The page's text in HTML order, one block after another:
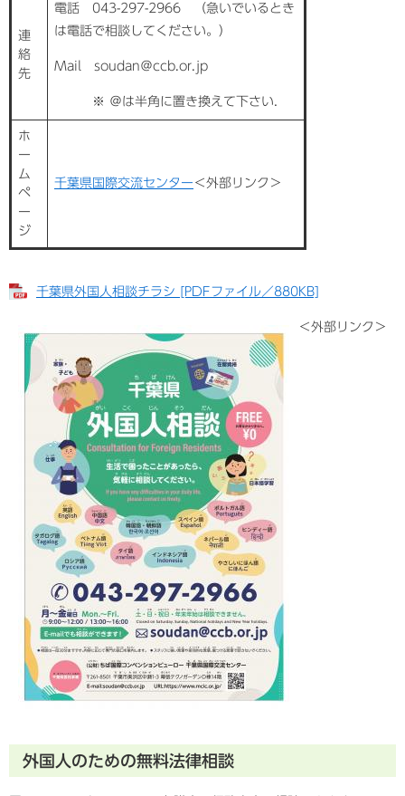
連
絡
先
電話 043-297-2966 （急いでいるとき
は電話で相談してください。）
Mail soudan＠ccb.or.jp
※ ＠は半角に置き換えて下さい．
ホ
ー
ム
ペ
ー
ジ
千葉県国際交流センター ＜外部リンク＞
千葉県外国人相談チラシ [PDFファイル／880KB]
＜外部リンク＞
外国人のための無料法律相談